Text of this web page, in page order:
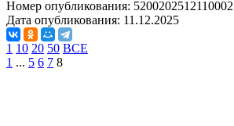
Номер опубликования: 5200202512110002
Дата опубликования: 11.12.2025
1 10 20 50 ВСЕ
1 ... 5 6 7 8